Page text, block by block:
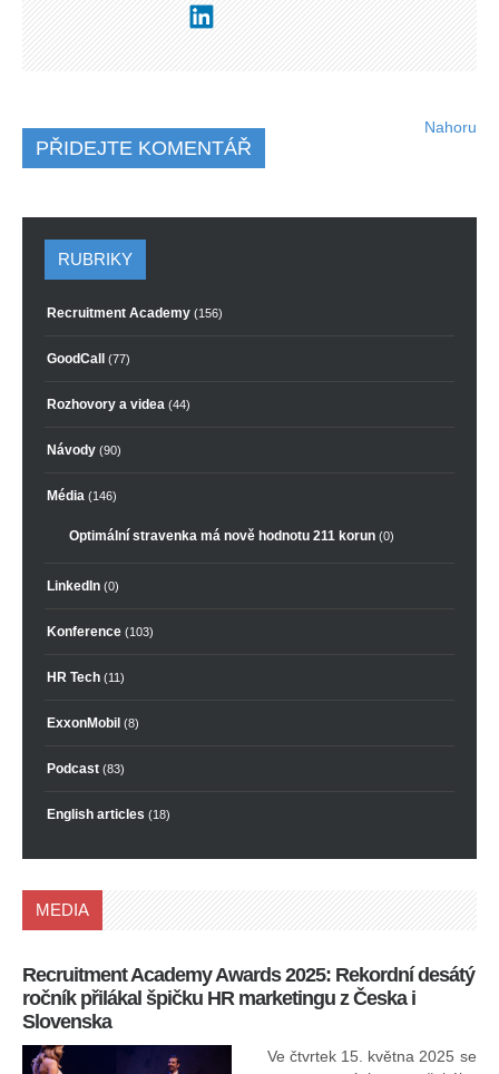
PŘIDEJTE KOMENTÁŘ
Nahoru
RUBRIKY
Recruitment Academy (156)
GoodCall (77)
Rozhovory a videa (44)
Návody (90)
Média (146)
Optimální stravenka má nově hodnotu 211 korun (0)
LinkedIn (0)
Konference (103)
HR Tech (11)
ExxonMobil (8)
Podcast (83)
English articles (18)
MEDIA
Recruitment Academy Awards 2025: Rekordní desátý
ročník přilákal špičku HR marketingu z Česka i
Slovenska
Ve čtvrtek 15. května 2025 se